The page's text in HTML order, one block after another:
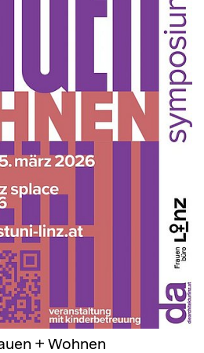
+ Wohnen